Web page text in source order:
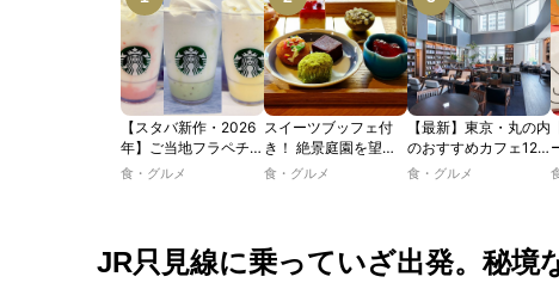
【スタバ新作・2026
年】ご当地フラペチー
ノが新登場！ 地域と
PROGRAM」が青
森・群馬・沖縄で始
食・グルメ
スイーツブッフェ付
き！ 絶景庭園を望む
ホテルレストランで味
食・グルメ
【最新】東京・丸の内
のおすすめカフェ12
選｜ひとりでゆったり
ルラウンジまで！
食・グルメ
JR只見線に乗っていざ出発。秘境